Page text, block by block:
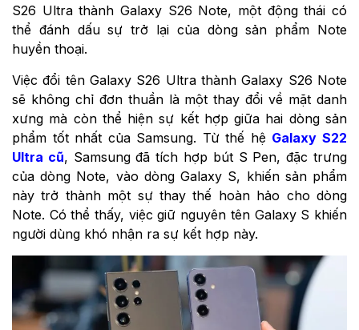
S26 Ultra thành Galaxy S26 Note, một động thái có
thể đánh dấu sự trở lại của dòng sản phẩm Note
huyền thoại.
Việc đổi tên Galaxy S26 Ultra thành Galaxy S26 Note
sẽ không chỉ đơn thuần là một thay đổi về mặt danh
xưng mà còn thể hiện sự kết hợp giữa hai dòng sản
phẩm tốt nhất của Samsung. Từ thế hệ Galaxy S22
Ultra cũ, Samsung đã tích hợp bút S Pen, đặc trưng
của dòng Note, vào dòng Galaxy S, khiến sản phẩm
này trở thành một sự thay thế hoàn hảo cho dòng
Note. Có thể thấy, việc giữ nguyên tên Galaxy S khiến
người dùng khó nhận ra sự kết hợp này.